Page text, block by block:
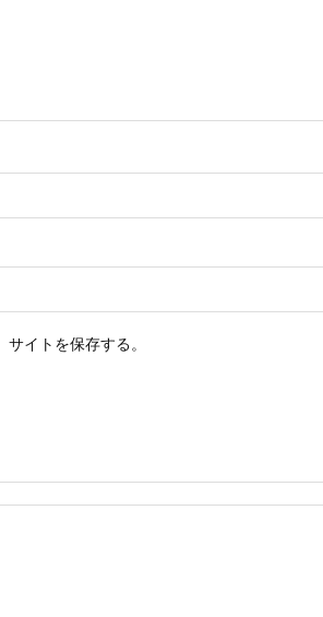
イトを保存する。